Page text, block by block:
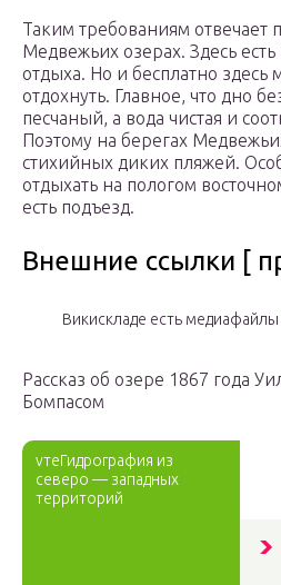
Таким требованиям отвечает
Медвежьих озерах. Здесь
отдыха. Но и бесплатно
отдохнуть. Главное, что дно
песчаный, а вода чистая и
Поэтому на берегах
стихийных диких пляжей.
отдыхать на пологом
есть подъезд.
Внешние ссылки [
Викискладе есть
Рассказ об озере 1867 года
Бомпасом
vтеГидрография из
северо — западных
территорий